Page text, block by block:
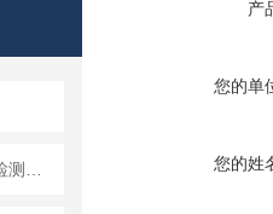
产
您的单
您的姓